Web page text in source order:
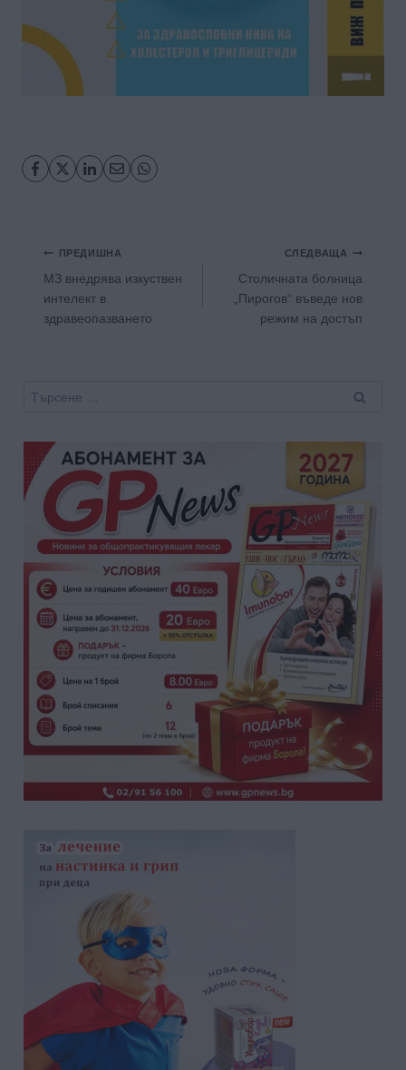
Навигация
ПРЕДИШНА
МЗ внедрява изкуствен
интелект в
здравеопазването
СЛЕДВАЩА
Столичната болница
„Пирогов“ въведе нов
режим на достъп
Търсене